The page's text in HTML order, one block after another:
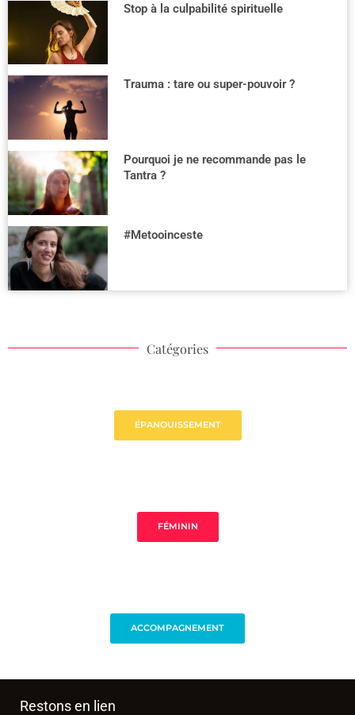
Stop à la culpabilité spirituelle
Trauma : tare ou super-pouvoir ?
Pourquoi je ne recommande pas le
Tantra ?
#Metooinceste
Catégories
ÉPANOUISSEMENT
FÉMININ
ACCOMPAGNEMENT
Restons en lien